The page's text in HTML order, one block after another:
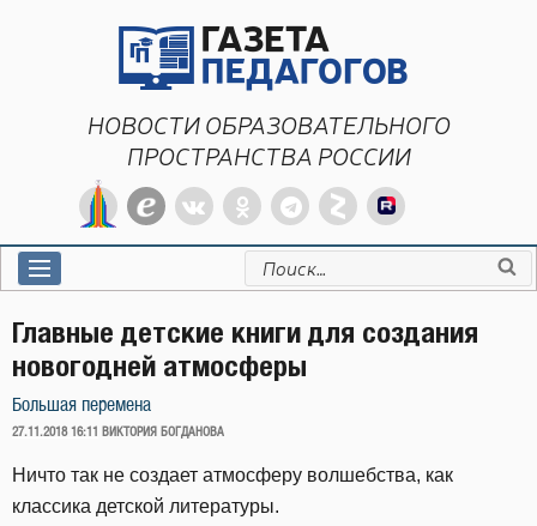
НОВОСТИ ОБРАЗОВАТЕЛЬНОГО
ПРОСТРАНСТВА РОССИИ
Искать:
Главные детские книги для создания
новогодней атмосферы
Большая перемена
ОПУБЛИКОВАНО
27.11.2018 16:11 ВИКТОРИЯ БОГДАНОВА
Ничто так не создает атмосферу волшебства, как
классика детской литературы.